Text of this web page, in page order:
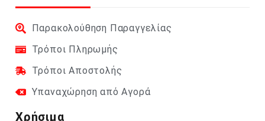
Παρακολούθηση Παραγγελίας
Τρόποι Πληρωμής
Τρόποι Αποστολής
Υπαναχώρηση από Αγορά
Χρήσιμα